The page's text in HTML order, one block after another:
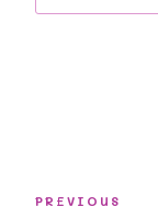
Previous
PREVIOUS